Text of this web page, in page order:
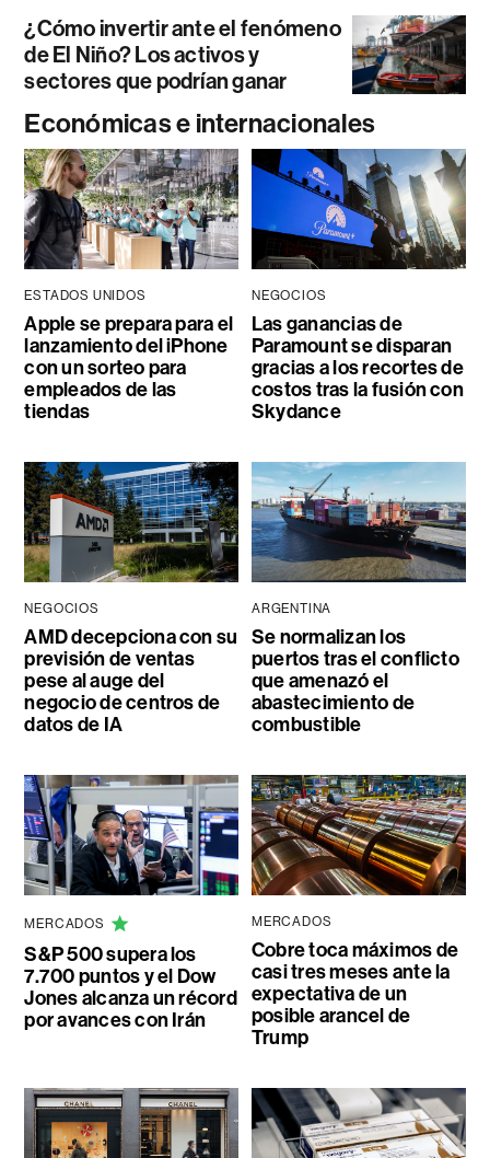
¿Cómo invertir ante el fenómeno
de El Niño? Los activos y
sectores que podrían ganar
Económicas e internacionales
ESTADOS UNIDOS
Apple se prepara para el
lanzamiento del iPhone
con un sorteo para
empleados de las
tiendas
NEGOCIOS
Las ganancias de
Paramount se disparan
gracias a los recortes de
costos tras la fusión con
Skydance
NEGOCIOS
AMD decepciona con su
previsión de ventas
pese al auge del
negocio de centros de
datos de IA
ARGENTINA
Se normalizan los
puertos tras el conflicto
que amenazó el
abastecimiento de
combustible
MERCADOS
S&P 500 supera los
7.700 puntos y el Dow
Jones alcanza un récord
por avances con Irán
MERCADOS
Cobre toca máximos de
casi tres meses ante la
expectativa de un
posible arancel de
Trump